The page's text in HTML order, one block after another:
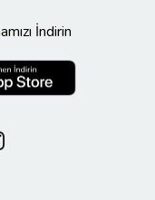
İndirin